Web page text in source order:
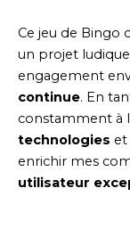
Ce jeu de Bingo
un projet
engagement
continue. En
constamment à
technologies et
enrichir mes
utilisateur